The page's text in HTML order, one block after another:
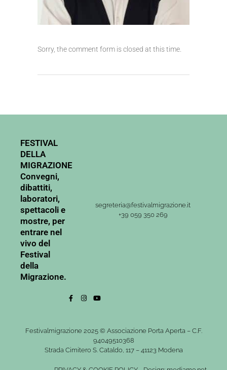
Sorry, the comment form is closed at this time.
FESTIVAL
DELLA
MIGRAZIONE
Convegni,
dibattiti,
laboratori,
spettacoli e
mostre, per
entrare nel
vivo del
Festival
della
Migrazione.
segreteria@festivalmigrazione.it
+39 059 350 269
Festivalmigrazione 2025 © Associazione Porta Aperta – C.F.
94049510368
Strada Cimitero S. Cataldo, 117 – 41123 Modena